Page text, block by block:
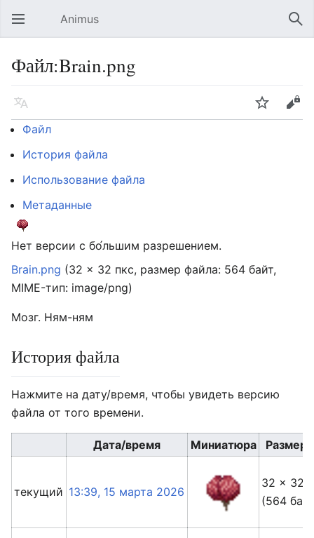
Открыть главное меню Animus
Файл:Brain.png
Язык Следить
Файл
История файла
Использование файла
Метаданные
Нет версии с бо́льшим разрешением.
Brain.png (32 × 32 пкс, размер файла: 564 байт,
MIME-тип: image/png)
Мозг. Ням-ням
История файла
Нажмите на дату/время, чтобы увидеть версию
файла от того времени.
Дата/время Миниатюра
текущий 13:39, 15 марта 2026
32 × 32
(564